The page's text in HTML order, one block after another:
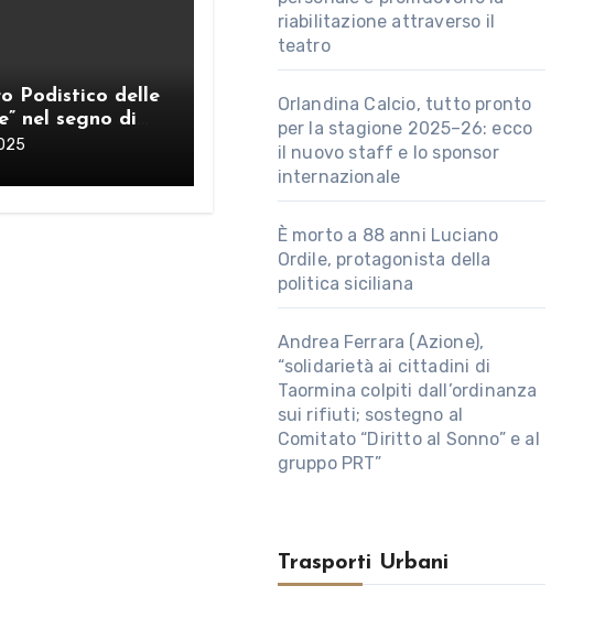
Podistico delle
nel segno di
Marrazzo
riabilitazione attraverso il
teatro
Orlandina Calcio, tutto pronto
per la stagione 2025–26: ecco
il nuovo staff e lo sponsor
internazionale
È morto a 88 anni Luciano
Ordile, protagonista della
politica siciliana
Andrea Ferrara (Azione),
“solidarietà ai cittadini di
Taormina colpiti dall’ordinanza
sui rifiuti; sostegno al
Comitato “Diritto al Sonno” e al
gruppo PRT”
Trasporti Urbani